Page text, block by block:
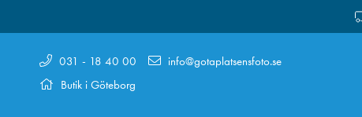
031 - 18 40 00
Butik i Göteborg
info@gotaplatsensfoto.se